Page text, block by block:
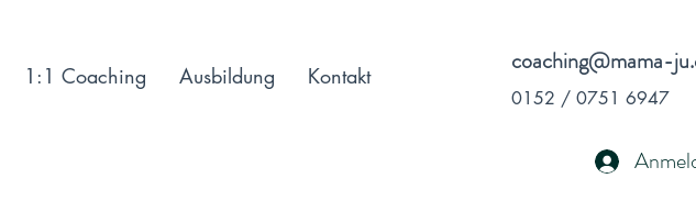
coaching@mama-
0152 / 0751 6947
1:1 Coaching Ausbildung Kontakt